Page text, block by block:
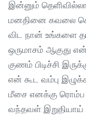
இன்னும்
மனதினை கவலை
விட நான் உங்களை
ஒருமாசம் ஆகுது
குணம் பிடிச்சி
என் கூட வம்பு
மீசை எனக்கு ரொம்ப
வந்தவள் இறுதியாய்